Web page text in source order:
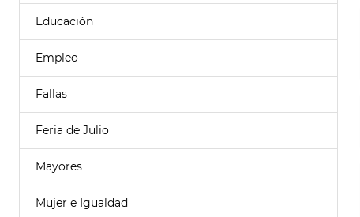
Educación
Empleo
Fallas
Feria de Julio
Mayores
Mujer e Igualdad